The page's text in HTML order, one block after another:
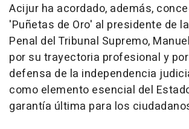
Acijur ha acordado, además,
'Puñetas de Oro' al presidente de
Penal del Tribunal Supremo,
por su trayectoria profesional y
defensa de la independencia
como elemento esencial del
garantía última para los